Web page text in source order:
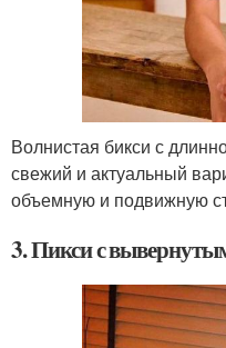
Волнистая бикси с
свежий и актуальный
объемную и подвижную
3. Пикси с